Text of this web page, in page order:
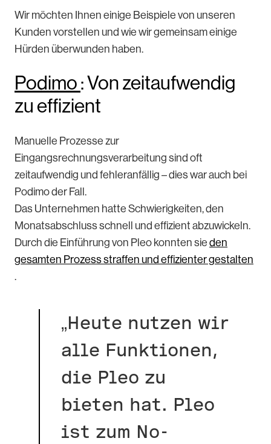
Wir möchten Ihnen einige Beispiele von unseren
Kunden vorstellen und wie wir gemeinsam einige
Hürden überwunden haben.
Podimo: Von zeitaufwendig
zu effizient
Manuelle Prozesse zur
Eingangsrechnungsverarbeitung sind oft
zeitaufwendig und fehleranfällig – dies war auch bei
Podimo der Fall.
Das Unternehmen hatte Schwierigkeiten, den
Monatsabschluss schnell und effizient abzuwickeln.
Durch die Einführung von Pleo konnten sie den
gesamten Prozess straffen und effizienter gestalten
.
„Heute nutzen wir
alle Funktionen,
die Pleo zu
bieten hat. Pleo
ist zum No-